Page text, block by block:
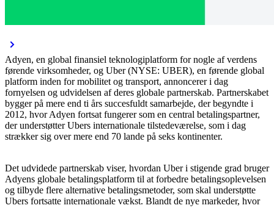
Adyen, en global finansiel teknologiplatform for nogle af verdens
førende virksomheder, og Uber (NYSE: UBER), en førende global
platform inden for mobilitet og transport, annoncerer i dag
fornyelsen og udvidelsen af deres globale partnerskab. Partnerskabet
bygger på mere end ti års succesfuldt samarbejde, der begyndte i
2012, hvor Adyen fortsat fungerer som en central betalingspartner,
der understøtter Ubers internationale tilstedeværelse, som i dag
strækker sig over mere end 70 lande på seks kontinenter.
Det udvidede partnerskab viser, hvordan Uber i stigende grad bruger
Adyens globale betalingsplatform til at forbedre betalingsoplevelsen
og tilbyde flere alternative betalingsmetoder, som skal understøtte
Ubers fortsatte internationale vækst. Blandt de nye markeder, hvor